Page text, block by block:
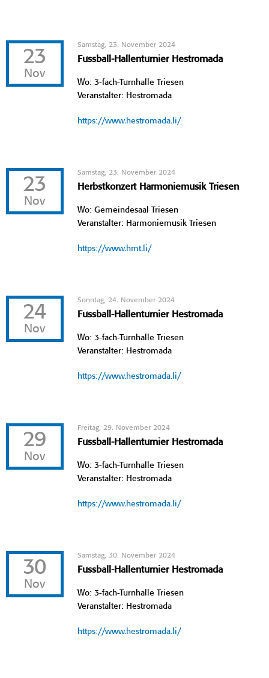
23
Nov
Samstag, 23. November 2024
Fussball-Hallenturnier Hestromada
Wo: 3-fach-Turnhalle Triesen
Veranstalter: Hestromada
https://www.hestromada.li/
23
Nov
Samstag, 23. November 2024
Herbstkonzert Harmoniemusik Triesen
Wo: Gemeindesaal Triesen
Veranstalter: Harmoniemusik Triesen
https://www.hmt.li/
24
Nov
Sonntag, 24. November 2024
Fussball-Hallenturnier Hestromada
Wo: 3-fach-Turnhalle Triesen
Veranstalter: Hestromada
https://www.hestromada.li/
29
Nov
Freitag, 29. November 2024
Fussball-Hallenturnier Hestromada
Wo: 3-fach-Turnhalle Triesen
Veranstalter: Hestromada
https://www.hestromada.li/
30
Nov
Samstag, 30. November 2024
Fussball-Hallenturnier Hestromada
Wo: 3-fach-Turnhalle Triesen
Veranstalter: Hestromada
https://www.hestromada.li/